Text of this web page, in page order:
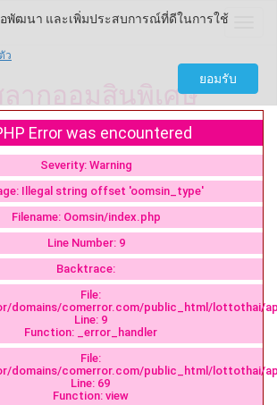
ากออมสินพิเศษ
Error was encountered
Severity: Warning
Illegal string offset 'oomsin_type'
Filename: Oomsin/index.php
Line Number: 9
Backtrace:
File:
domains/comerror.com/public_html/lottothai/
Line: 9
Function: _error_handler
File:
domains/comerror.com/public_html/lottothai/
Line: 69
Function: view
อพัฒนา และเพิ่มประสบการณ์ที่ดีในการใช้
ว
ยอมรับ